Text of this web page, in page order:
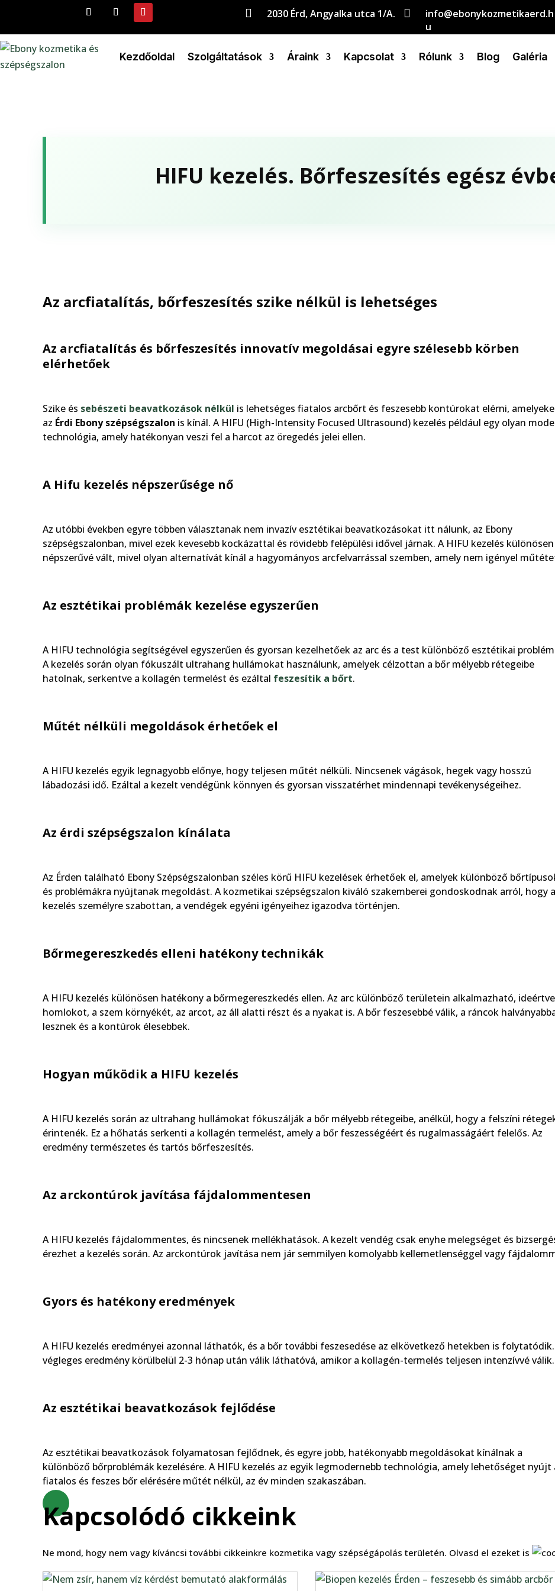
 2030 Érd, Angyalka utca 1/A. 
info@ebonykozmetikaerd.h
u
Kezdőoldal Szolgáltatások Áraink Kapcsolat Rólunk Blog Galéria
HIFU kezelés. Bőrfeszesítés egész
Az arcfiatalítás, bőrfeszesítés szike nélkül is lehetséges
Az arcfiatalítás és bőrfeszesítés innovatív megoldásai egyre szélesebb körben
elérhetőek
Szike és sebészeti beavatkozások nélkül is lehetséges fiatalos arcbőrt és feszesebb kontúrokat elérni,
az Érdi Ebony szépségszalon is kínál. A HIFU (High-Intensity Focused Ultrasound) kezelés például egy olyan
technológia, amely hatékonyan veszi fel a harcot az öregedés jelei ellen.
A Hifu kezelés népszerűsége nő
Az utóbbi években egyre többen választanak nem invazív esztétikai beavatkozásokat itt nálunk, az Ebony
szépségszalonban, mivel ezek kevesebb kockázattal és rövidebb felépülési idővel járnak. A HIFU kezelés különösen
népszerűvé vált, mivel olyan alternatívát kínál a hagyományos arcfelvarrással szemben, amely nem igényel
Az esztétikai problémák kezelése egyszerűen
A HIFU technológia segítségével egyszerűen és gyorsan kezelhetőek az arc és a test különböző esztétikai
A kezelés során olyan fókuszált ultrahang hullámokat használunk, amelyek célzottan a bőr mélyebb rétegeibe
hatolnak, serkentve a kollagén termelést és ezáltal feszesítik a bőrt.
Műtét nélküli megoldások érhetőek el
A HIFU kezelés egyik legnagyobb előnye, hogy teljesen műtét nélküli. Nincsenek vágások, hegek vagy hosszú
lábadozási idő. Ezáltal a kezelt vendégünk könnyen és gyorsan visszatérhet mindennapi tevékenységeihez.
Az érdi szépségszalon kínálata
Az Érden található Ebony Szépségszalonban széles körű HIFU kezelések érhetőek el, amelyek különböző
és problémákra nyújtanak megoldást. A kozmetikai szépségszalon kiváló szakemberei gondoskodnak arról, hogy a
kezelés személyre szabottan, a vendégek egyéni igényeihez igazodva történjen.
Bőrmegereszkedés elleni hatékony technikák
A HIFU kezelés különösen hatékony a bőrmegereszkedés ellen. Az arc különböző területein alkalmazható,
homlokot, a szem környékét, az arcot, az áll alatti részt és a nyakat is. A bőr feszesebbé válik, a ráncok
lesznek és a kontúrok élesebbek.
Hogyan működik a HIFU kezelés
A HIFU kezelés során az ultrahang hullámokat fókuszálják a bőr mélyebb rétegeibe, anélkül, hogy a felszíni
érintenék. Ez a hőhatás serkenti a kollagén termelést, amely a bőr feszességéért és rugalmasságáért felelős. Az
eredmény természetes és tartós bőrfeszesítés.
Az arckontúrok javítása fájdalommentesen
A HIFU kezelés fájdalommentes, és nincsenek mellékhatások. A kezelt vendég csak enyhe melegséget és
érezhet a kezelés során. Az arckontúrok javítása nem jár semmilyen komolyabb kellemetlenséggel vagy
Gyors és hatékony eredmények
A HIFU kezelés eredményei azonnal láthatók, és a bőr további feszesedése az elkövetkező hetekben is
végleges eredmény körülbelül 2-3 hónap után válik láthatóvá, amikor a kollagén-termelés teljesen intenzívvé válik.
Az esztétikai beavatkozások fejlődése
Az esztétikai beavatkozások folyamatosan fejlődnek, és egyre jobb, hatékonyabb megoldásokat kínálnak a
különböző bőrproblémák kezelésére. A HIFU kezelés az egyik legmodernebb technológia, amely lehetőséget nyújt
fiatalos és feszes bőr elérésére műtét nélkül, az év minden szakaszában.
Kapcsolódó cikkeink
Ne mond, hogy nem vagy kíváncsi további cikkeinkre kozmetika vagy szépségápolás területén. Olvasd el ezeket is